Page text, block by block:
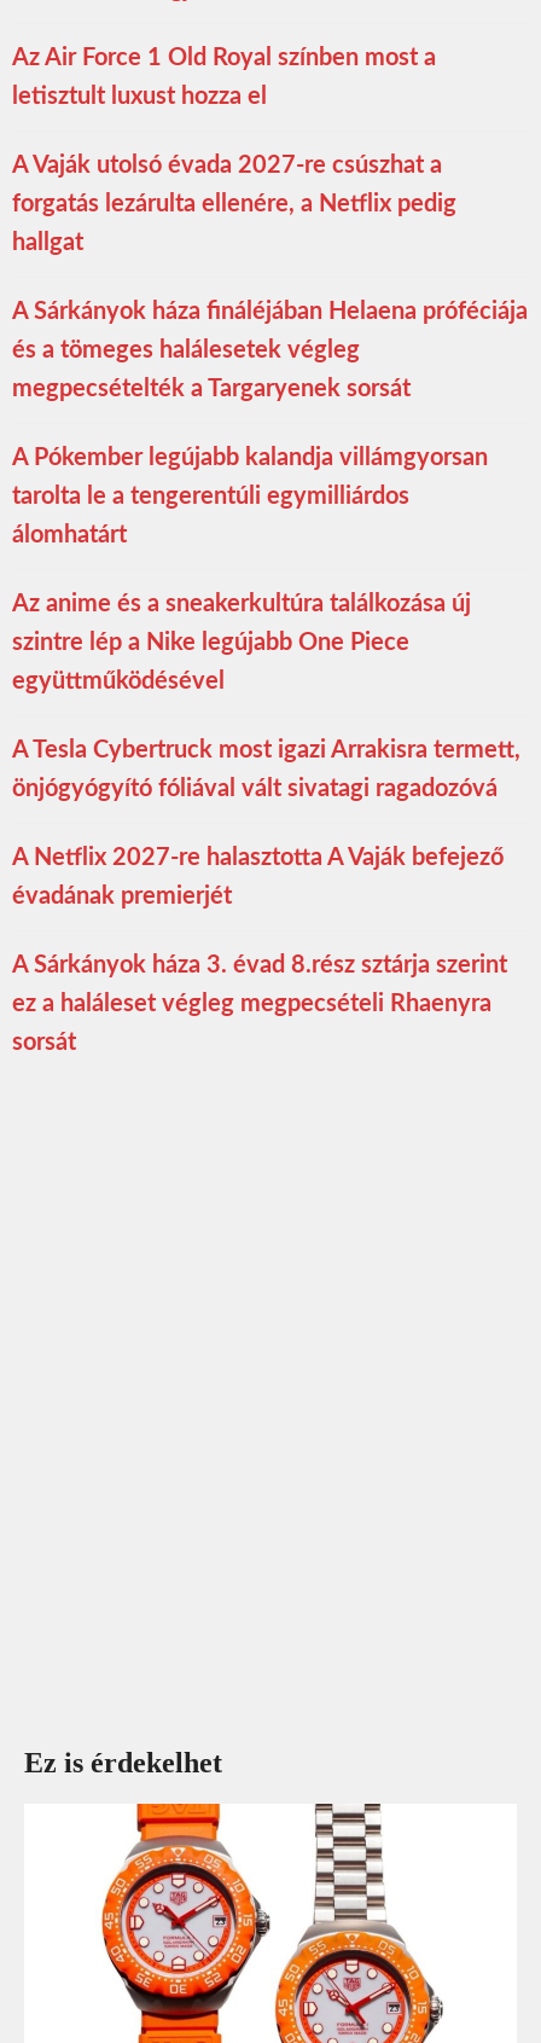
Az Air Force 1 Old Royal színben most a
letisztult luxust hozza el
A Vaják utolsó évada 2027-re csúszhat a
forgatás lezárulta ellenére, a Netflix pedig
hallgat
A Sárkányok háza fináléjában Helaena próféciája
és a tömeges halálesetek végleg
megpecsételték a Targaryenek sorsát
A Pókember legújabb kalandja villámgyorsan
tarolta le a tengerentúli egymilliárdos
álomhatárt
Az anime és a sneakerkultúra találkozása új
szintre lép a Nike legújabb One Piece
együttműködésével
A Tesla Cybertruck most igazi Arrakisra termett,
önjógyógyító fóliával vált sivatagi ragadozóvá
A Netflix 2027-re halasztotta A Vaják befejező
évadának premierjét
A Sárkányok háza 3. évad 8.rész sztárja szerint
ez a haláleset végleg megpecsételi Rhaenyra
sorsát
Ez is érdekelhet